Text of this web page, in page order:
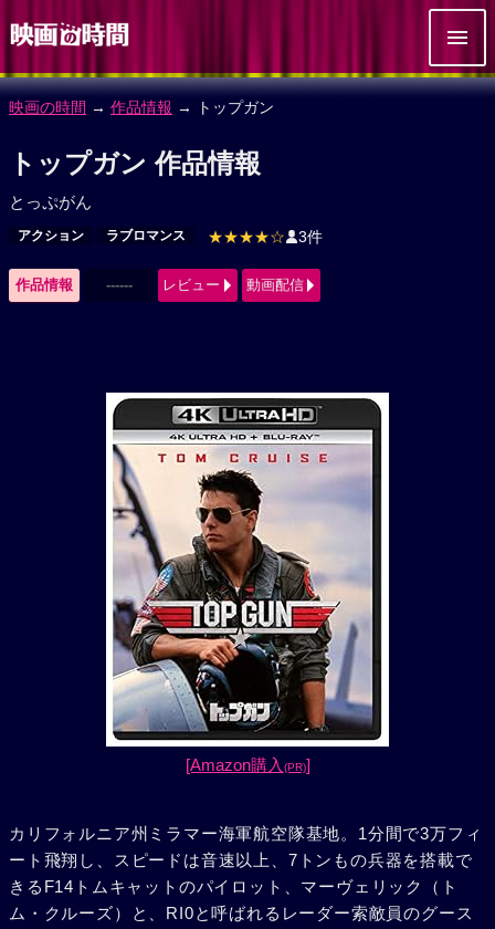
映画の時間 → 作品情報 → トップガン
トップガン 作品情報
とっぷがん
アクション ラブロマンス ★★★★☆ 3件
作品情報 ------ レビュー 動画配信
[Amazon購入 (PR)]
カリフォルニア州ミラマー海軍航空隊基地。1分間で3万フィ
ート飛翔し、スピードは音速以上、7トンもの兵器を搭載で
きるF14トムキャットのパイロット、マーヴェリック（ト
ム・クルーズ）と、RI0と呼ばれるレーダー索敵員のグース